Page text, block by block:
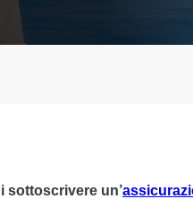
sottoscrivere un’